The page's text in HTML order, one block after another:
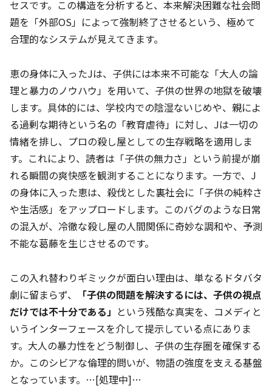
セスです。この構造を分析すると、本来解決困難な社会問
題を「外部OS」によって強制終了させるという、極めて
合理的なシステムが見えてきます。
恵の身体に入ったJは、子供には本来不可能な「大人の論
理と暴力のノウハウ」を用いて、子供の世界の地獄を破壊
します。具体的には、学校内での陰湿ないじめや、親によ
る過剰な期待という名の「教育虐待」に対し、Jは一切の
情緒を排し、プロの殺し屋としての生存戦略を適用しま
す。これにより、読者は「子供の無力さ」という前提が崩
れる瞬間の爽快感を観測することになります。一方で、J
の身体に入った恵は、殺伐とした裏社会に「子供の純粋さ
や生活感」をアップロードします。このバグのような日常
の混入が、冷徹な殺し屋の人間関係に奇妙な調和や、予測
不能な葛藤を生じさせるのです。
この入れ替わりギミックが面白い理由は、単なるドタバタ
劇に留まらず、
「子供の問題を解決するには、子供の視点
だけでは不十分である」 という残酷な真実を、コメディと
いうインターフェースを介して提示している点にありま
す。大人の暴力性をどう制御し、子供の生存圏を確保する
か。このシビアな倫理的問いが、物語の強度を支える基盤
となっています。…[処理中]…